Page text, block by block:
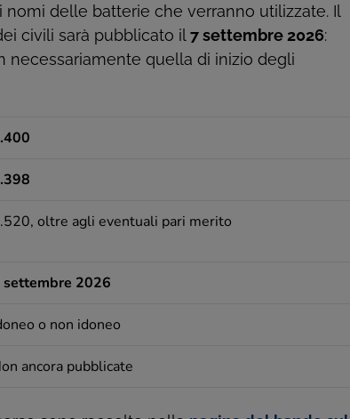
delle batterie che verranno utilizzate. Il
civili sarà pubblicato il7 settembre 2026:
necessariamente quella di inizio degli
oltre agli eventuali pari merito
settembre 2026
o non idoneo
ancora pubblicate